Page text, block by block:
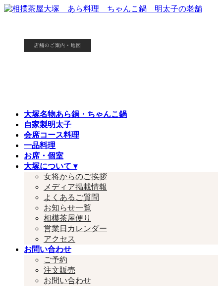
コ
ナ
大塚名物あら鍋・ちゃんこ鍋
自家製明太子
会席コース料理
一品料理
お席・個室
大塚について ▾
女将からのご挨拶
メディア掲載情報
よくあるご質問
お知らせ一覧
相模茶屋便り
営業日カレンダー
アクセス
お問い合わせ
ご予約
注文販売
お問い合わせ